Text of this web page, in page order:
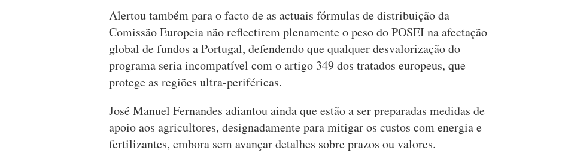
Alertou também para o facto de as actuais fórmulas de distribuição da
Comissão Europeia não reflectirem plenamente o peso do POSEI na afectação
global de fundos a Portugal, defendendo que qualquer desvalorização do
programa seria incompatível com o artigo 349 dos tratados europeus, que
protege as regiões ultra-periféricas.
José Manuel Fernandes adiantou ainda que estão a ser preparadas medidas de
apoio aos agricultores, designadamente para mitigar os custos com energia e
fertilizantes, embora sem avançar detalhes sobre prazos ou valores.